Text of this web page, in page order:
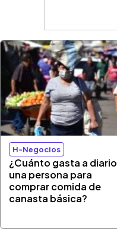
H-Negocios
¿Cuánto gasta a diario
una persona para
comprar comida de
canasta básica?